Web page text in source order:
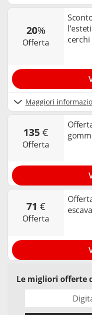
20%
offerta
cerchi
Maggiori
135€
offerta
71 €
offerta
Le migliori offerte